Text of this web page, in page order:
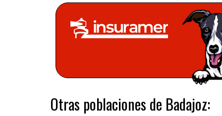
Otras poblaciones de Badajoz: